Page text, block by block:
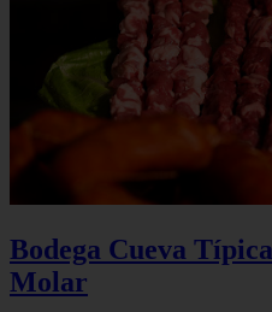
Bodega Cueva
Molar